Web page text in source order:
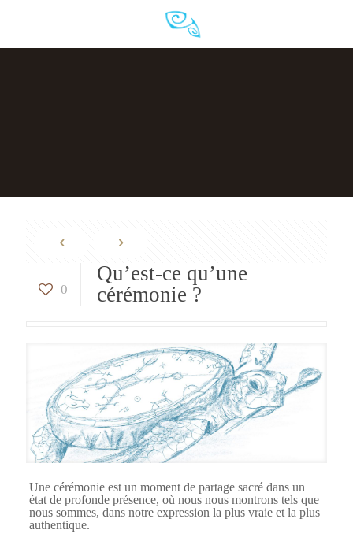
0
Qu’est-ce qu’une
cérémonie ?
Une cérémonie est un moment de partage sacré dans un
état de profonde présence, où nous nous montrons tels que
nous sommes, dans notre expression la plus vraie et la plus
authentique.